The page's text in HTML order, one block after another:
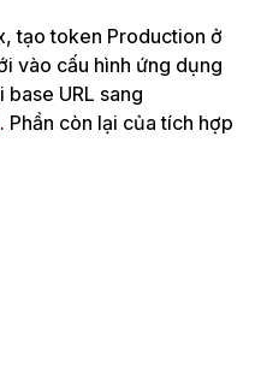
tạo token Production ở
vào cấu hình ứng dụng
URL sang
. Phần còn lại của tích hợp